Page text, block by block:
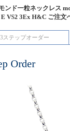
ンド一粒ネックレス
E VS2 3Ex H&C ご注文
3ステップオーダー
Order